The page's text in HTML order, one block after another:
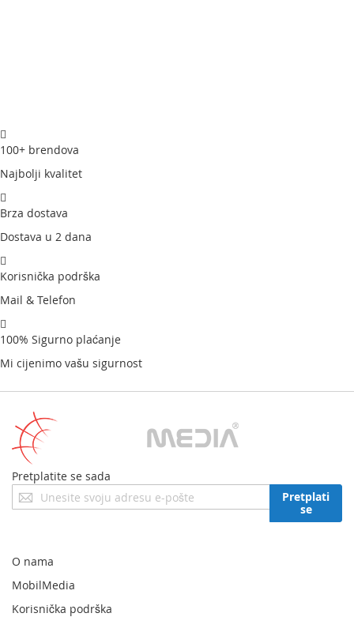
100+ brendova
Najbolji kvalitet
Brza dostava
Dostava u 2 dana
Korisnička podrška
Mail & Telefon
100% Sigurno plaćanje
Mi cijenimo vašu sigurnost
Pretplatite se sada
Prijavite
se
newsletter:
Pretplati
se
O nama
MobilMedia
Korisnička podrška